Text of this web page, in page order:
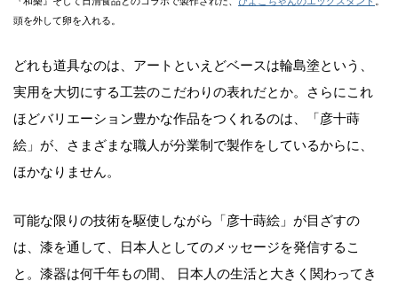
頭を外して卵を入れる。
どれも道具なのは、アートといえどベースは輪島塗という、
実用を大切にする工芸のこだわりの表れだとか。さらにこれ
ほどバリエーション豊かな作品をつくれるのは、「彦十蒔
絵」が、さまざまな職人が分業制で製作をしているからに、
ほかなりません。
可能な限りの技術を駆使しながら「彦十蒔絵」が目ざすの
は、漆を通して、日本人としてのメッセージを発信するこ
と。漆器は何千年もの間、 日本人の生活と大きく関わってき